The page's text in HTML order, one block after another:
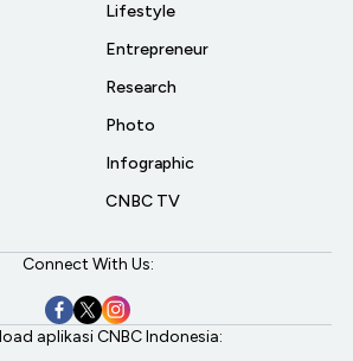
Lifestyle
Entrepreneur
Research
Photo
Infographic
CNBC TV
Connect With Us:
aplikasi CNBC Indonesia: